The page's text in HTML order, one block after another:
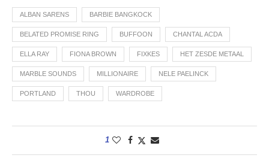
ALBAN SARENS BARBIE BANGKOCK
BELATED PROMISE RING BUFFOON CHANTAL ACDA
ELLA RAY FIONA BROWN FIXKES HET ZESDE METAAL
MARBLE SOUNDS MILLIONAIRE NELE PAELINCK
PORTLAND THOU WARDROBE
1